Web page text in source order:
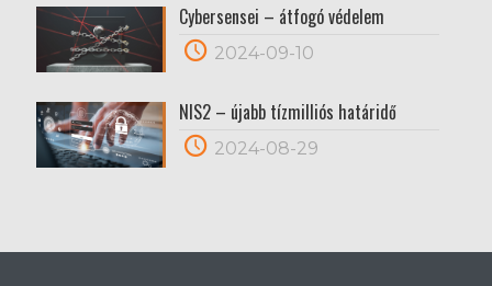
Cybersensei – átfogó védelem
2024-09-10
NIS2 – újabb tízmilliós határidő
2024-08-29